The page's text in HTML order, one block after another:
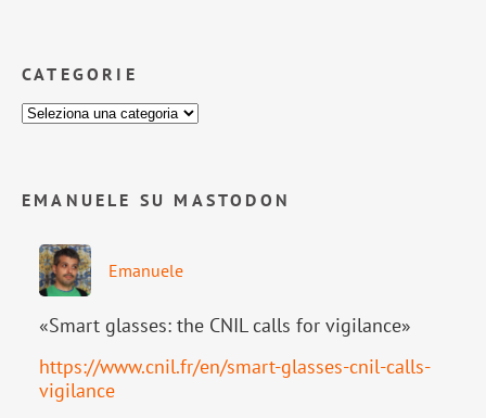
CATEGORIE
EMANUELE SU MASTODON
Emanuele
«Smart glasses: the CNIL calls for vigilance»
https://www.cnil.fr/en/smart-glasses-cnil-calls-
vigilance